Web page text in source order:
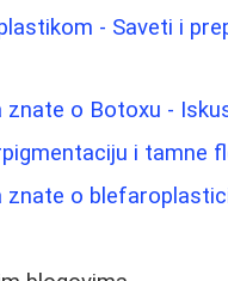
- Saveti i
znate o Botoxu -
i tamne
znate o